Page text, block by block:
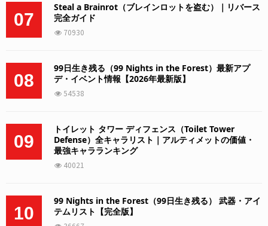
07
Steal a Brainrot（ブレインロットを盗む）｜リバース
完全ガイド
70930
08
99日生き残る（99 Nights in the Forest）最新アプ
デ・イベント情報【2026年最新版】
54538
09
トイレット タワー ディフェンス（Toilet Tower
Defense）全キャラリスト｜アルティメットの価値・
最強キャラランキング
40021
10
99 Nights in the Forest（99日生き残る） 武器・アイ
テムリスト【完全版】